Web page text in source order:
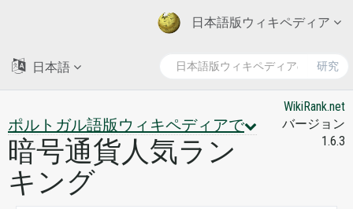
日本語版ウィキペディア
研究
日本語
ポルトガル語版ウィキペディアで
暗号通貨人気ラン
キング
WikiRank.net
バージョン
1.6.3